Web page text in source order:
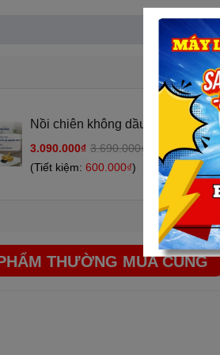
nhiều món ăn
Nồi chiên không dầu đa năng
3.090.000₫ 3.690.000₫
-16%
(Tiết kiệm: 600.000₫)
THƯỜNG MUA CÙNG